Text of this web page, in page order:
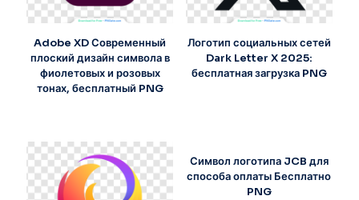
Adobe XD Современный
плоский дизайн символа в
фиолетовых и розовых
тонах, бесплатный PNG
Логотип социальных сетей
Dark Letter X 2025:
бесплатная загрузка PNG
Символ логотипа JCB для
способа оплаты Бесплатно
PNG